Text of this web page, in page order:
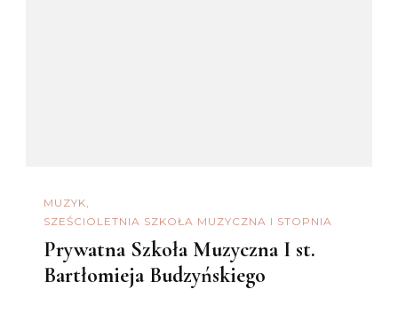
MUZYK
SZEŚCIOLETNIA SZKOŁA MUZYCZNA I STOPNIA
Prywatna Szkoła Muzyczna I st.
Bartłomieja Budzyńskiego